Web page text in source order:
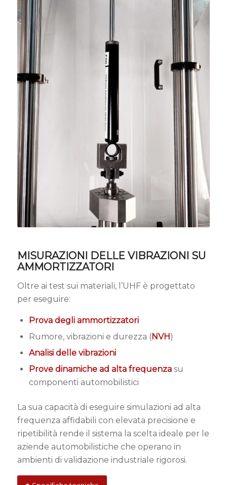
MISURAZIONI DELLE VIBRAZIONI SU
AMMORTIZZATORI
Oltre ai test sui materiali, l’UHF è progettato
per eseguire:
Prova degli ammortizzatori
Rumore, vibrazioni e durezza ( NVH )
Analisi delle vibrazioni
Prove dinamiche ad alta frequenzasu
componenti automobilistici
La sua capacità di eseguire simulazioni ad alta
frequenza affidabili con elevata precisione e
ripetibilità rende il sistema la scelta ideale per le
aziende automobilistiche che operano in
ambienti di validazione industriale rigorosi.